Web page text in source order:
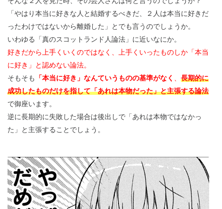
「やはり本当に好きな人と結婚するべきだ、２人は本当に好きだ
ったわけではないから離婚した」とでも言うのでしょうか。
いわゆる「真のスコットランド人論法」に近いなにか。
好きだから上手くいくのではなく、上手くいったものしか「本当
に好き」と認めない論法。
そもそも
「本当に好き」なんていうものの基準がなく
長期的に
成功したものだけを指して「あれは本物だった」と主張する論法
で御座います。
逆に長期的に失敗した場合は後出しで「あれは本物ではなかっ
た」と主張することでしょう。